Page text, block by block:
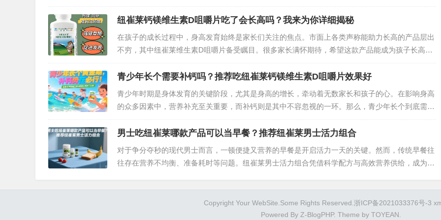
品，究竟哪些才是真正值得选择的呢？今天就为大家盘点2025年护肝效果较好的几款保健品。…
纽崔莱钙镁维生素D咀嚼片吃了会长高吗？我来为你详细揭秘
在孩子的成长过程中，身高发育始终是家长们关注的焦点。市面上各类声称能助力长高的产品层出
不穷，其中纽崔莱维生素D咀嚼片备受瞩目。很多家长满怀期待，希望这款产品能成为孩子长高的
“秘密武器”。那么，吃了纽崔莱维生素D咀嚼片真的会长高吗？接下来就为你深入揭秘。…
青少年长个需要补钙吗？推荐吃纽崔莱钙镁维生素D咀嚼片效果好
青少年时期是身体发育的关键阶段，尤其是身高的增长，牵动着无数家长和孩子的心。在影响身高
的众多因素中，营养补充至关重要，而补钙则是其中不容忽视的一环。那么，青少年长个到底需不
需要补钙？又该如何选择合适的补钙产品？纽崔莱钙镁维生素D咀嚼片凭借出色的效果，成为众多
家庭的信赖之选。…
男士吃纽崔莱哪款产品可以当早餐？推荐纽崔莱男士活力组合
对于争分夺秒的现代男士而言，一顿便捷又营养的早餐是开启活力一天的关键。然而，传统早餐往
往存在营养不均衡、准备耗时等问题。纽崔莱男士活力组合凭借科学配方与高效营养供给，成为男
Copyright Your WebSite.Some Rights Reserved. 浙ICP备2021033376号-3
Powered By Z-BlogPHP. Theme by TOYEAN